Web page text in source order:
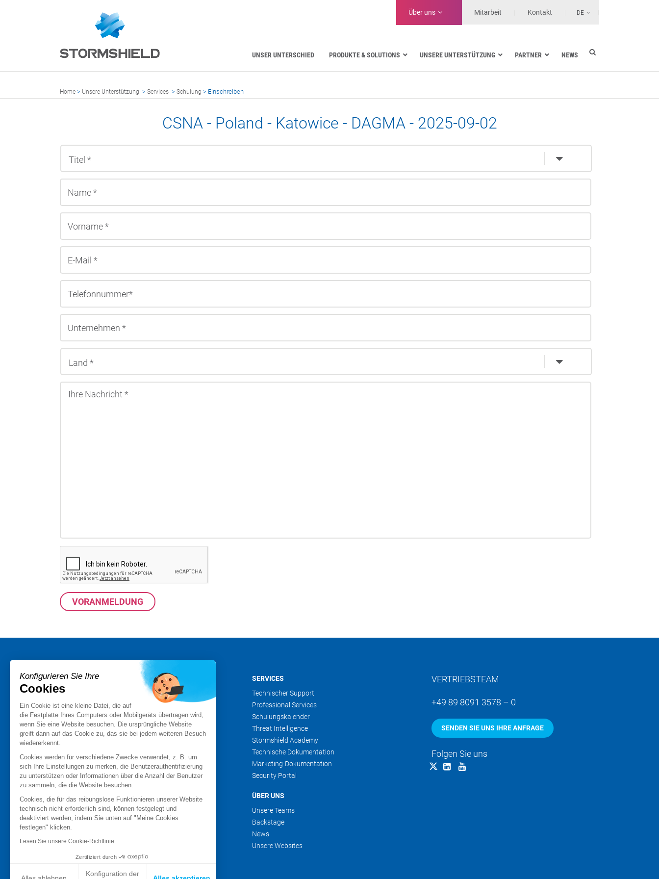
Über uns Mitarbeit Kontakt DE
UNSER UNTERSCHIED PRODUKTE & SOLUTIONS
Verteidigung und Militär
Logistik
Landtransporte
UNSERE UNTERSTÜTZUNG PARTNER NEWS
Home > Unsere Unterstützung > Services > Schulung > Einschreiben
CSNA - Poland - Katowice - DAGMA - 2025-09-02
PRODUKTE
Stormshield XDR
Stormshield Network Security
Stormshield Endpoint Security
Stormshield Data Security
Zertifizierte und qualifizierte-Produkte
Produktdatenblätter
Case studies
Advisories Stormshield
PARTNER
Partner werden
MyStormshield
SERVICES
Technischer Support
Professional Services
Schulungskalender
Threat Intelligence
Stormshield Academy
Technische Dokumentation
Marketing-Dokumentation
Security Portal
ÜBER UNS
Unsere Teams
Backstage
News
Unsere Websites
VERTRIEBSTEAM
+49 89 8091 3578 – 0
SENDEN SIE UNS IHRE ANFRAGE
Folgen Sie uns
Konfigurieren Sie Ihre
Cookies
Ein Cookie ist eine kleine Datei, die auf
die Festplatte Ihres Computers oder Mobilgeräts übertragen wird,
wenn Sie eine Website besuchen. Die ursprüngliche Website
greift dann auf das Cookie zu, das sie bei jedem weiteren Besuch
wiedererkennt.
Cookies werden für verschiedene Zwecke verwendet, z. B. um
sich Ihre Einstellungen zu merken, die Benutzerauthentifizierung
zu unterstützen oder Informationen über die Anzahl der Benutzer
zu sammeln, die die Website besuchen.
Cookies, die für das reibungslose Funktionieren unserer Website
technisch nicht erforderlich sind, können festgelegt und
deaktiviert werden, indem Sie unten auf "Meine Cookies
festlegen" klicken.
Lesen Sie unsere Cookie-Richtlinie
Zertifiziert durch
Konfiguration der